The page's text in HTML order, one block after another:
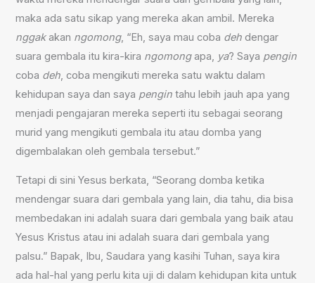
maka ada satu sikap yang mereka akan ambil. Mereka
nggakakan ngomong, “Eh, saya mau coba deh dengar
suara gembala itu kira-kira ngomongapa, ya? Saya pengin
coba deh, coba mengikuti mereka satu waktu dalam
kehidupan saya dan saya pengin tahu lebih jauh apa yang
menjadi pengajaran mereka seperti itu sebagai seorang
murid yang mengikuti gembala itu atau domba yang
digembalakan oleh gembala tersebut.”
Tetapi di sini Yesus berkata, “Seorang domba ketika
mendengar suara dari gembala yang lain, dia tahu, dia bisa
membedakan ini adalah suara dari gembala yang baik atau
Yesus Kristus atau ini adalah suara dari gembala yang
palsu.” Bapak, Ibu, Saudara yang kasihi Tuhan, saya kira
ada hal-hal yang perlu kita uji di dalam kehidupan kita untuk